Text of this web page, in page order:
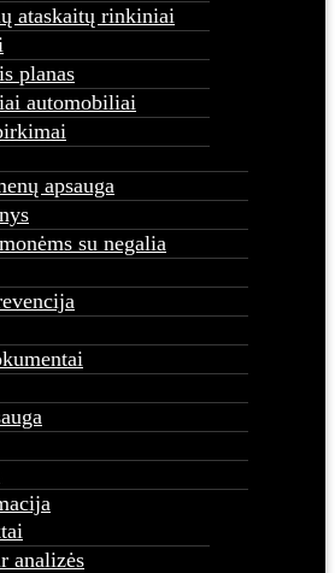
ataskaitų rinkiniai
planas
automobiliai
apsauga
su negalia
analizės